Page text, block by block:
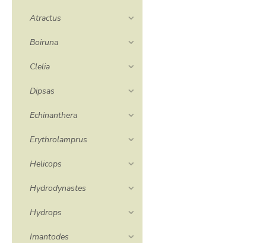
Atractus
Boiruna
Clelia
Dipsas
Echinanthera
Erythrolamprus
Helicops
Hydrodynastes
Hydrops
Imantodes